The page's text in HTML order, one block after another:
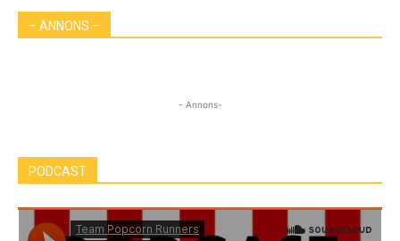
– ANNONS –
- Annons-
PODCAST